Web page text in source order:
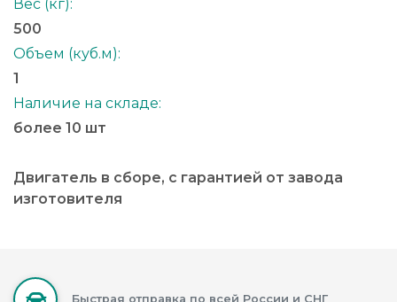
Вес (кг):
500
Объем (куб.м):
1
Наличие на складе:
более 10 шт
Двигатель в сборе, с гарантией от завода
изготовителя
Быстрая отправка по всей России и СНГ